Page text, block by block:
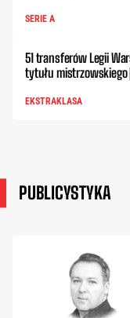
SERIE A
51 transferów Legii
tytułu mistrzowskiego
EKSTRAKLASA
PUBLICYSTYKA